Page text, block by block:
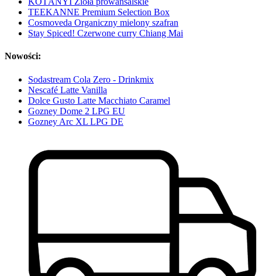
TEEKANNE Premium Selection Box
Cosmoveda Organiczny mielony szafran
Stay Spiced! Czerwone curry Chiang Mai
Nowości:
Sodastream Cola Zero - Drinkmix
Nescafé Latte Vanilla
Dolce Gusto Latte Macchiato Caramel
Gozney Dome 2 LPG EU
Gozney Arc XL LPG DE